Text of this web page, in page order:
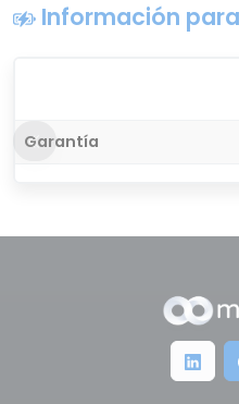
Información
Garantía